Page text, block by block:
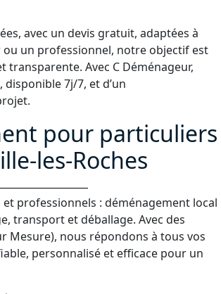
avec un devis gratuit, adaptées à
ou un professionnel, notre objectif est
Avec C Déménageur,
disponible 7j/7, et d’un
pour particuliers
les-Roches
professionnels : déménagement local
transport et déballage. Avec des
Mesure), nous répondons à tous vos
personnalisé et efficace pour un